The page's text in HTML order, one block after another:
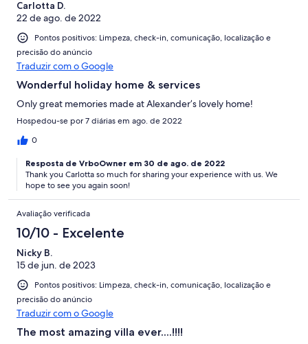
• Premium services, experiences, and bespoke offerings
• Local restaurants, cafés, supermarkets, cloth shops
• Maps, sightseeing guides, and day-trip recommendations
• Booking of services, excursions, and transport, including
helicopter, minivan, or boat options
Why Choose This Villa This luxury beachfront villa Porto Heli blends
privacy, high-end comfort, wellness, and family-friendly amenities.
Perfect for family villa rentals Peloponnese, private pool villa
Greece, or villa with water sports, it offers unforgettable
experiences, curated excursions, and bespoke services for the
ultimate Greek coastal getaway. Relax by the pool, enjoy sunset
views, explore the coastline, or engage in water sports, tennis,
yoga, and tailored adventures — this villa truly has something for
everyone.
Carlotta D.
22 de ago. de 2022
Pontos positivos: Limpeza, check-in, comunicação, localização e
precisão do anúncio
Traduzir com o Google
Wonderful holiday home & services
Only great memories made at Alexander’s lovely home!
Hospedou-se por 7 diárias em ago. de 2022
0
Resposta de VrboOwner em 30 de ago. de 2022
Thank you Carlotta so much for sharing your experience with us. We
hope to see you again soon!
Avaliação verificada
10/10 - Excelente
Nicky B.
15 de jun. de 2023
Pontos positivos: Limpeza, check-in, comunicação, localização e
precisão do anúncio
Traduzir com o Google
The most amazing villa ever....!!!!